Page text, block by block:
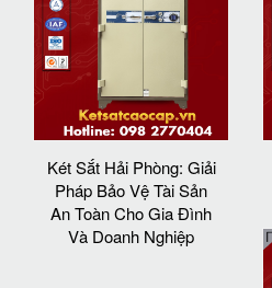
Két Sắt Hải Phòng: Giải
Pháp Bảo Vệ Tài Sản
An Toàn Cho Gia Đình
Và Doanh Nghiệp